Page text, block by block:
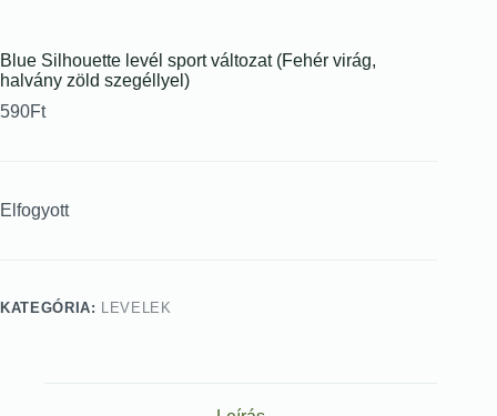
Blue Silhouette levél sport változat (Fehér virág,
halvány zöld szegéllyel)
590Ft
Elfogyott
KATEGÓRIA: LEVELEK